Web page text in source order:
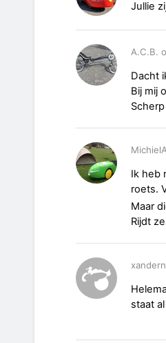
Jullie
A.C.B.
Dacht
Bij mij
Ik heb
roets.
Maar
Rijdt
staat